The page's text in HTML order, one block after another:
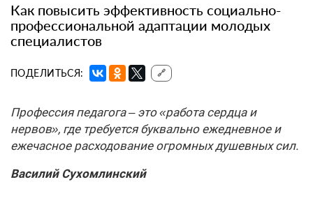
Как повысить эффективность социально-
профессиональной адаптации молодых
специалистов
ПОДЕЛИТЬСЯ: 🔗
Профессия педагога – это «работа сердца и
нервов», где требуется буквально ежедневное и
ежечасное расходование огромных душевных сил.
Василий Сухомлинский